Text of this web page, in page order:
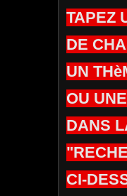
TAPEZ
DE
UN
OU
DANS
CI-